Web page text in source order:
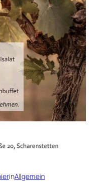
inAllgemein